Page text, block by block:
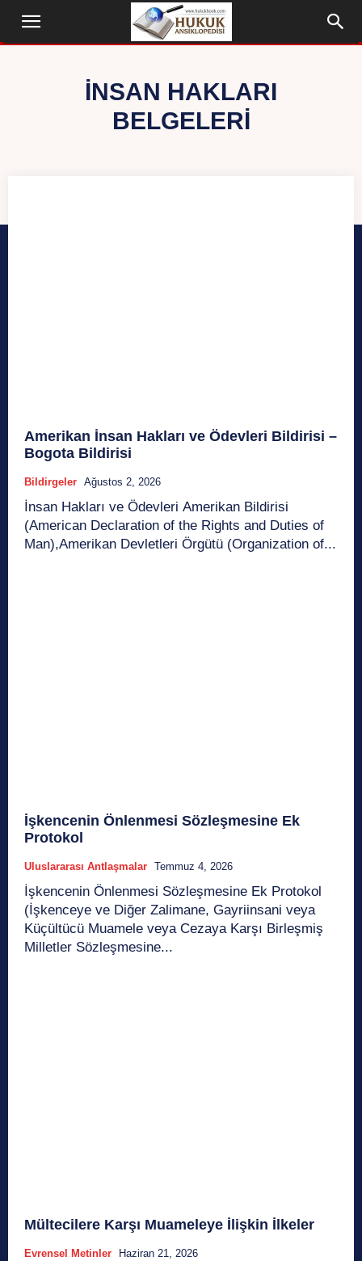
İNSAN HAKLARI
BELGELERI
Amerikan İnsan Hakları ve Ödevleri Bildirisi –
Bogota Bildirisi
Bildirgeler Ağustos 2, 2026
İnsan Hakları ve Ödevleri Amerikan Bildirisi
(American Declaration of the Rights and Duties of
Man),Amerikan Devletleri Örgütü (Organization of...
İşkencenin Önlenmesi Sözleşmesine Ek
Protokol
Uluslararası Antlaşmalar Temmuz 4, 2026
İşkencenin Önlenmesi Sözleşmesine Ek Protokol
(İşkenceye ve Diğer Zalimane, Gayriinsani veya
Küçültücü Muamele veya Cezaya Karşı Birleşmiş
Milletler Sözleşmesine...
Mültecilere Karşı Muameleye İlişkin İlkeler
Evrensel Metinler Haziran 21, 2026